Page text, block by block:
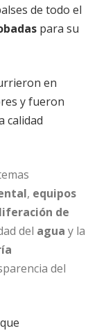
de todo el
para su
en
y fueron
calidad
, equipos
de
del agua y la
del